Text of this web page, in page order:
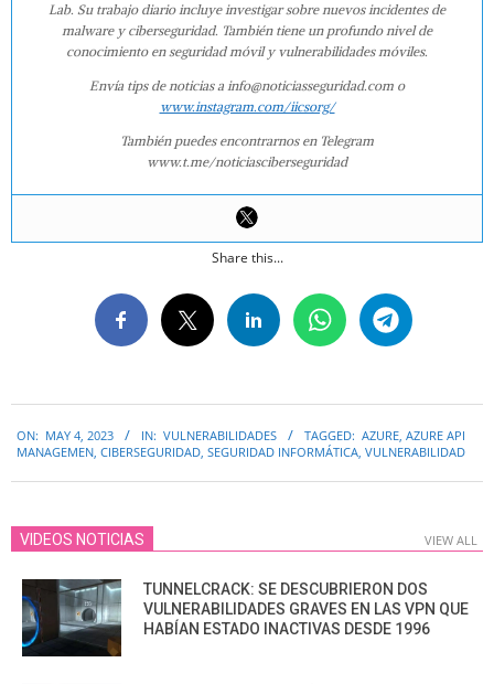
Lab. Su trabajo diario incluye investigar sobre nuevos incidentes de
malware y ciberseguridad. También tiene un profundo nivel de
conocimiento en seguridad móvil y vulnerabilidades móviles.
Envía tips de noticias a info@noticiasseguridad.com o
www.instagram.com/iicsorg/
También puedes encontrarnos en Telegram
www.t.me/noticiasciberseguridad
Share this...
05-
ON: MAY 4, 2023 IN: VULNERABILIDADES TAGGED: AZURE AZURE API
MANAGEMEN CIBERSEGURIDAD SEGURIDAD INFORMÁTICA VULNERABILIDAD
VIDEOS NOTICIAS VIEW ALL
TUNNELCRACK: SE DESCUBRIERON DOS
VULNERABILIDADES GRAVES EN LAS VPN QUE
HABÍAN ESTADO INACTIVAS DESDE 1996